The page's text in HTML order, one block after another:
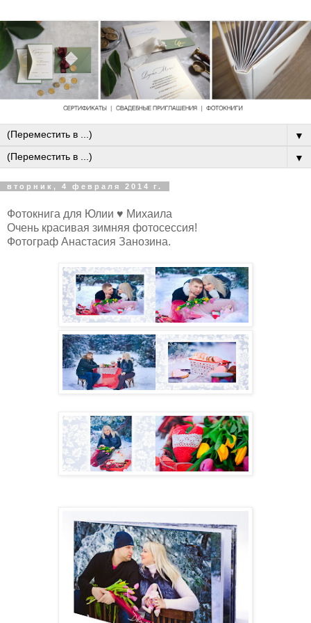
▼
▼
вторник, 4 февраля 2014 г.
Фотокнига для Юлии ♥ Михаила
Очень красивая зимняя фотосессия!
Фотограф Анастасия Занозина.